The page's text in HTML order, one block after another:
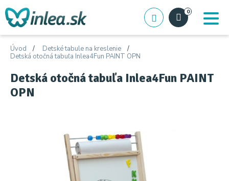
0
Úvod
Detské tabule na kreslenie
Detská otočná tabuľa Inlea4Fun PAINT OPN
Detská otočná tabuľa Inlea4Fun PAINT
OPN